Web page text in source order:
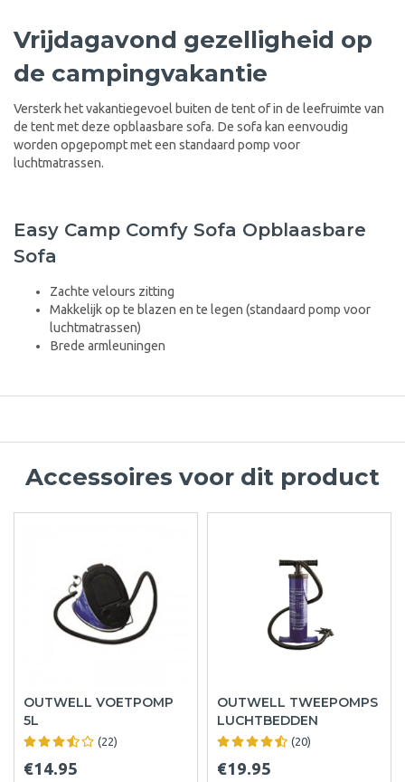
Vrijdagavond gezelligheid op
de campingvakantie
Versterk het vakantiegevoel buiten de tent of in de leefruimte van
de tent met deze opblaasbare sofa. De sofa kan eenvoudig
worden opgepompt met een standaard pomp voor
luchtmatrassen.
Easy Camp Comfy Sofa Opblaasbare
Sofa
Zachte velours zitting
Makkelijk op te blazen en te legen (standaard pomp voor
luchtmatrassen)
Brede armleuningen
Accessoires voor dit product
OUTWELL VOETPOMP
5L
(22)
€14.95
OUTWELL TWEEPOMPS
LUCHTBEDDEN
(20)
€19.95